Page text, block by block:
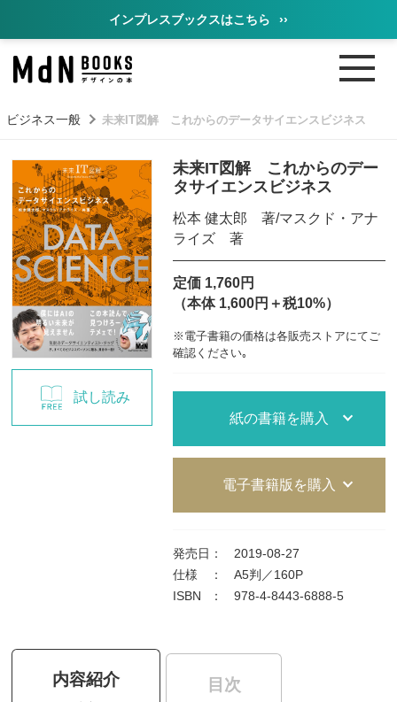
インプレスブックスはこちら ››
ビジネス一般 未来IT図解 これからのデータサイエンスビジネス
試し読み
未来IT図解 これからのデー
タサイエンスビジネス
松本 健太郎 著/マスクド・アナ
ライズ 著
定価 1,760円
（本体 1,600円＋税10%）
※電子書籍の価格は各販売ストアにてご
確認ください｡
紙の書籍を購入
電子書籍版を購入
発売日 ：
2019-08-27
仕様
：
A5判／160P
ISBN
： 978-4-8443-6888-5
内容紹介 目次